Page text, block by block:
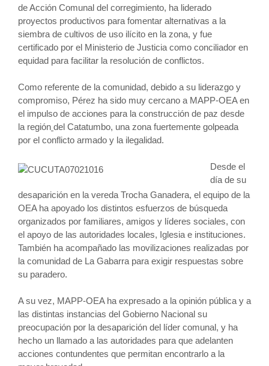
de Acción Comunal del corregimiento, ha liderado
proyectos productivos para fomentar alternativas a la
siembra de cultivos de uso ilícito en la zona, y fue
certificado por el Ministerio de Justicia como conciliador en
equidad para facilitar la resolución de conflictos.
Como referente de la comunidad, debido a su liderazgo y
compromiso, Pérez ha sido muy cercano a MAPP-OEA en
el impulso de acciones para la construcción de paz desde
la región del Catatumbo, una zona fuertemente golpeada
por el conflicto armado y la ilegalidad.
Desde el
día de su
desaparición en la vereda Trocha Ganadera, el equipo de la
OEA ha apoyado los distintos esfuerzos de búsqueda
organizados por familiares, amigos y líderes sociales, con
el apoyo de las autoridades locales, Iglesia e instituciones.
También ha acompañado las movilizaciones realizadas por
la comunidad de La Gabarra para exigir respuestas sobre
su paradero.
A su vez, MAPP-OEA ha expresado a la opinión pública y a
las distintas instancias del Gobierno Nacional su
preocupación por la desaparición del líder comunal, y ha
hecho un llamado a las autoridades para que adelanten
acciones contundentes que permitan encontrarlo a la